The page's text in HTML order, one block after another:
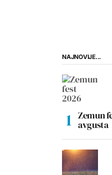
NAJNOVIJE...
Zemun
avgusta